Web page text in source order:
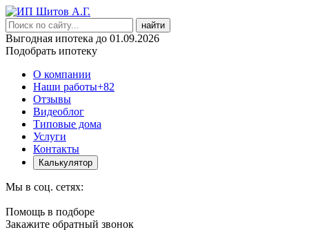
найти
Выгодная ипотека до 01.09.2026
Подобрать ипотеку
О компании
Наши работы+82
Отзывы
Видеоблог
Типовые дома
Услуги
Контакты
Калькулятор
Мы в соц. сетях:
Помощь в подборе
Закажите обратный звонок